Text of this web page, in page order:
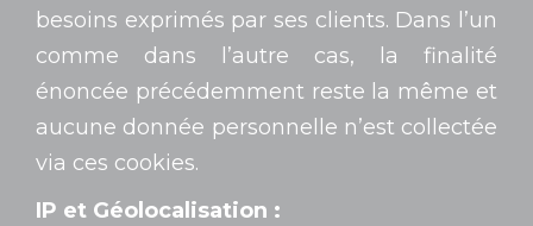
besoins exprimés par ses clients. Dans l’un
comme dans l’autre cas, la finalité
énoncée précédemment reste la même et
aucune donnée personnelle n’est collectée
via ces cookies.
IP et Géolocalisation :